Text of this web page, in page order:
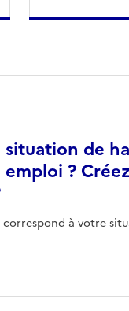
situation de
?
correspond à votre